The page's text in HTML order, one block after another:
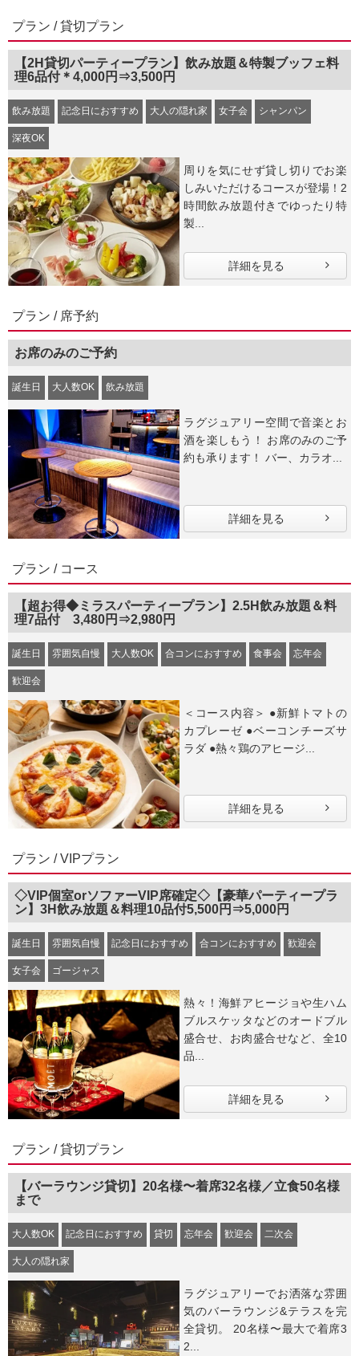
プラン / 貸切プラン
【2H貸切パーティープラン】飲み放題＆特製ブッフェ料
理6品付＊4,000円⇒3,500円
飲み放題 記念日におすすめ 大人の隠れ家 女子会 シャンパン
深夜OK
周りを気にせず貸し切りでお楽
しみいただけるコースが登場！2
時間飲み放題付きでゆったり特
製...
詳細を見る
プラン / 席予約
お席のみのご予約
誕生日 大人数OK 飲み放題
ラグジュアリー空間で音楽とお
酒を楽しもう！ お席のみのご予
約も承ります！ バー、カラオ...
詳細を見る
プラン / コース
【超お得◆ミラスパーティープラン】2.5H飲み放題＆料
理7品付 3,480円⇒2,980円
誕生日 雰囲気自慢 大人数OK 合コンにおすすめ 食事会 忘年会
歓迎会
＜コース内容＞ ●新鮮トマトの
カプレーゼ ●ベーコンチーズサ
ラダ ●熱々鶏のアヒージ...
詳細を見る
プラン / VIPプラン
◇VIP個室orソファーVIP席確定◇【豪華パーティープラ
ン】3H飲み放題＆料理10品付5,500円⇒5,000円
誕生日 雰囲気自慢 記念日におすすめ 合コンにおすすめ 歓迎会
女子会 ゴージャス
熱々！海鮮アヒージョや生ハム
ブルスケッタなどのオードブル
盛合せ、お肉盛合せなど、全10
品...
詳細を見る
プラン / 貸切プラン
【バーラウンジ貸切】20名様〜着席32名様／立食50名様
まで
大人数OK 記念日におすすめ 貸切 忘年会 歓迎会 二次会
大人の隠れ家
ラグジュアリーでお洒落な雰囲
気のバーラウンジ&テラスを完
全貸切。 20名様〜最大で着席3
2...